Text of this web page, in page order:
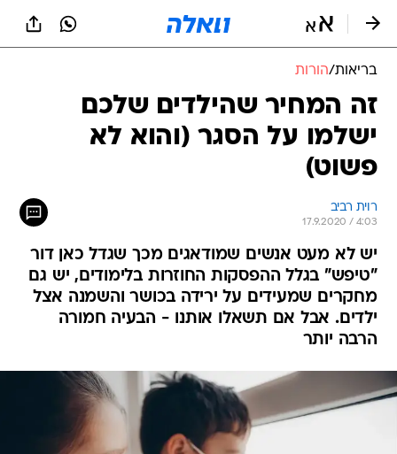
בריאות/הורות
זה המחיר שהילדים שלכם
ישלמו על הסגר (והוא לא
פשוט)
רוית רביב
17.9.2020 / 4:03
יש לא מעט אנשים שמודאגים מכך שגדל כאן דור
"טיפש" בגלל ההפסקות החוזרות בלימודים, יש גם
מחקרים שמעידים על ירידה בכושר והשמנה אצל
ילדים. אבל אם תשאלו אותנו - הבעיה חמורה
הרבה יותר